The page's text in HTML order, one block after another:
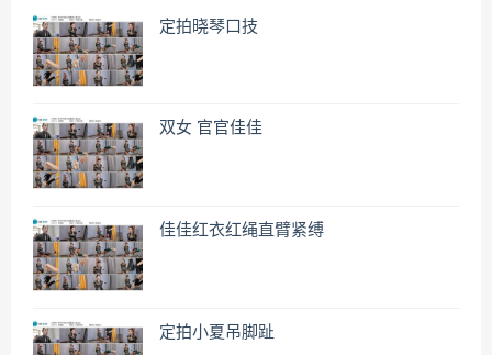
定拍晓琴口技
双女 官官佳佳
佳佳红衣红绳直臂紧缚
定拍小夏吊脚趾